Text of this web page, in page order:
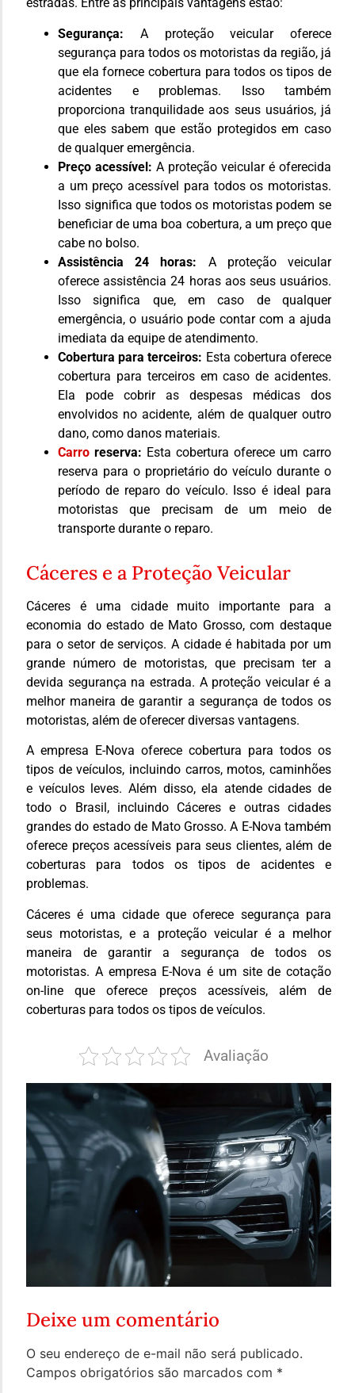
estradas. Entre as principais vantagens estão:
Segurança: A proteção veicular oferece
segurança para todos os motoristas da região, já
que ela fornece cobertura para todos os tipos de
acidentes e problemas. Isso também
proporciona tranquilidade aos seus usuários, já
que eles sabem que estão protegidos em caso
de qualquer emergência.
Preço acessível: A proteção veicular é oferecida
a um preço acessível para todos os motoristas.
Isso significa que todos os motoristas podem se
beneficiar de uma boa cobertura, a um preço que
cabe no bolso.
Assistência 24 horas: A proteção veicular
oferece assistência 24 horas aos seus usuários.
Isso significa que, em caso de qualquer
emergência, o usuário pode contar com a ajuda
imediata da equipe de atendimento.
Cobertura para terceiros: Esta cobertura oferece
cobertura para terceiros em caso de acidentes.
Ela pode cobrir as despesas médicas dos
envolvidos no acidente, além de qualquer outro
dano, como danos materiais.
Carro reserva: Esta cobertura oferece um carro
reserva para o proprietário do veículo durante o
período de reparo do veículo. Isso é ideal para
motoristas que precisam de um meio de
transporte durante o reparo.
Cáceres e a Proteção Veicular
Cáceres é uma cidade muito importante para a
economia do estado de Mato Grosso, com destaque
para o setor de serviços. A cidade é habitada por um
grande número de motoristas, que precisam ter a
devida segurança na estrada. A proteção veicular é a
melhor maneira de garantir a segurança de todos os
motoristas, além de oferecer diversas vantagens.
A empresa E-Nova oferece cobertura para todos os
tipos de veículos, incluindo carros, motos, caminhões
e veículos leves. Além disso, ela atende cidades de
todo o Brasil, incluindo Cáceres e outras cidades
grandes do estado de Mato Grosso. A E-Nova também
oferece preços acessíveis para seus clientes, além de
coberturas para todos os tipos de acidentes e
problemas.
Cáceres é uma cidade que oferece segurança para
seus motoristas, e a proteção veicular é a melhor
maneira de garantir a segurança de todos os
motoristas. A empresa E-Nova é um site de cotação
on-line que oferece preços acessíveis, além de
coberturas para todos os tipos de veículos.
Avaliação
Deixe um comentário
O seu endereço de e-mail não será publicado.
Campos obrigatórios são marcados com *